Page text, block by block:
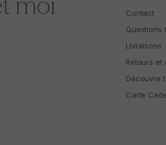
Contact
Questions
Livraisons
Retours et
Découvre
Carte